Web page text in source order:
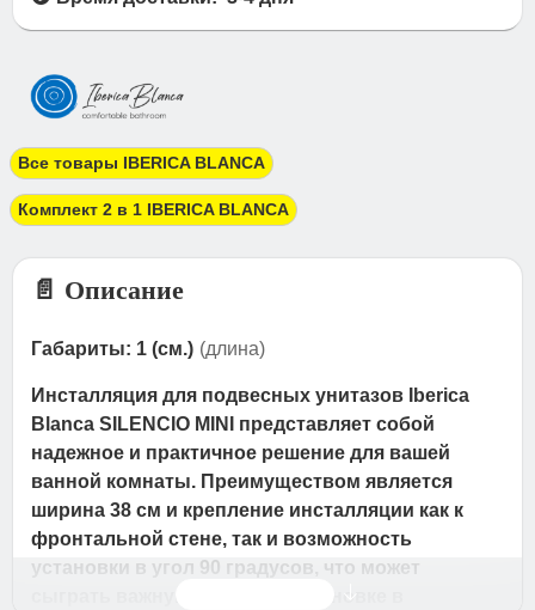
Все товары IBERICA BLANCA
Комплект 2 в 1 IBERICA BLANCA
📄 Описание
Габариты: 1 (см.) (длина)
Инсталляция для подвесных унитазов Iberica
Blanca SILENCIO MINI представляет собой
надежное и практичное решение для вашей
ванной комнаты. Преимуществом является
ширина 38 см и крепление инсталляции как к
фронтальной стене, так и возможность
установки в угол 90 градусов, что может
сыграть важную роль при установке в